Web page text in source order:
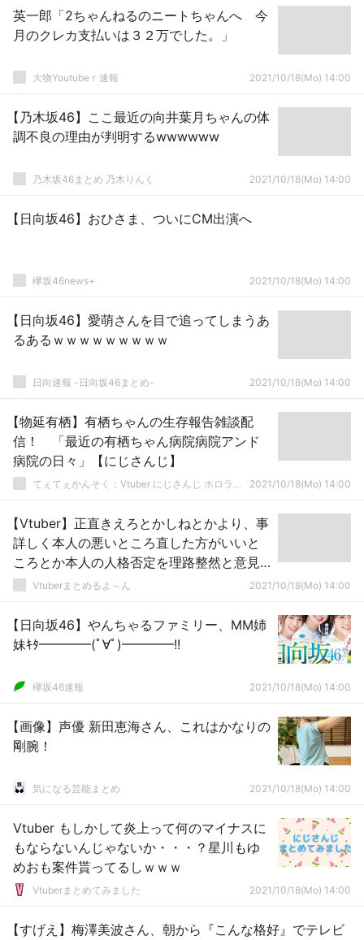
英一郎「2ちゃんねるのニートちゃんへ 今
月のクレカ支払いは３２万でした。」
大物Youtubeｒ速報 2021/10/18(Mo) 14:00
【乃木坂46】ここ最近の向井葉月ちゃんの体
調不良の理由が判明するwwwwww
乃木坂46まとめ 乃木りんく 2021/10/18(Mo) 14:00
【日向坂46】おひさま、ついにCM出演へ
欅坂46news+ 2021/10/18(Mo) 14:00
【日向坂46】愛萌さんを目で追ってしまうあ
るあるｗｗｗｗｗｗｗｗｗ
日向速報 -日向坂46まとめ- 2021/10/18(Mo) 14:00
【物延有栖】有栖ちゃんの生存報告雑談配
信！ 「最近の有栖ちゃん病院病院アンド
病院の日々」【にじさんじ】
てぇてぇかんそく：Vtuber にじさんじ ホロライブまとめ 2021/10/18(Mo) 14:00
【Vtuber】正直きえろとかしねとかより、事
詳しく本人の悪いところ直した方がいいと
ころとか本人の人格否定を理路整然と意見
するようなツイートのほうがダメージくる
Vtuberまとめるよ～ん 2021/10/18(Mo) 14:00
【日向坂46】やんちゃるファミリー、MM姉
妹ｷﾀ━━━━(ﾟ∀ﾟ)━━━━!!
欅坂46速報 2021/10/18(Mo) 14:00
【画像】声優 新田恵海さん、これはかなりの
剛腕！
気になる芸能まとめ 2021/10/18(Mo) 14:00
Vtuber もしかして炎上って何のマイナスに
もならないんじゃないか・・・？星川もゆ
めおも案件貰ってるしｗｗｗ
Vtuberまとめてみました 2021/10/18(Mo) 14:00
【すげえ】梅澤美波さん、朝から『こんな格好』でテレビ